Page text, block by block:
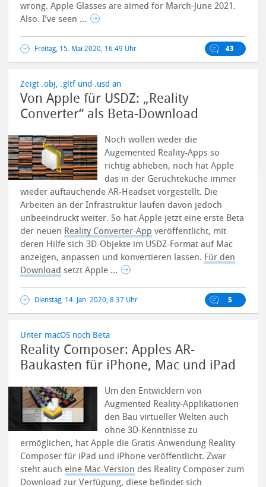
wrong. Apple Glasses are aimed for March-June 2021.
Also. I’ve seen ...
Freitag, 15. Mai 2020, 16:49 Uhr 43
Zeigt .obj, .gltf und .usd an
Von Apple für USDZ: „Reality
Converter“ als Beta-Download
Noch wollen weder die
Augemented Reality-Apps so
richtig abheben, noch hat Apple
das in der Gerüchteküche immer
wieder auftauchende AR-Headset vorgestellt. Die
Arbeiten an der Infrastruktur laufen davon jedoch
unbeeindruckt weiter.So hat Apple jetzt eine erste Beta
der neuen Reality Converter-App veröffentlicht, mit
deren Hilfe sich 3D-Objekte im USDZ-Format auf Mac
anzeigen, anpassen und konvertieren lassen. Für den
Download setzt Apple ...
Dienstag, 14. Jan. 2020, 8:37 Uhr 5
Unter macOS noch Beta
Reality Composer: Apples AR-
Baukasten für iPhone, Mac und iPad
Um den Entwicklern von
Augmented Reality-Applikationen
den Bau virtueller Welten auch
ohne 3D-Kenntnisse zu
ermöglichen, hat Apple die Gratis-Anwendung Reality
Composer für iPad und iPhone veröffentlicht.Zwar
steht auch eine Mac-Version des Reality Composer zum
Download zur Verfügung, diese befindet sich